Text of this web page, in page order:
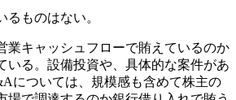
ものはない。
キャッシュフローで賄えているのか
いる。設備投資や、具体的な案件があ
については、規模感も含めて株主の